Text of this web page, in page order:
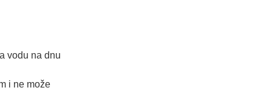
vodu na dnu
i ne može